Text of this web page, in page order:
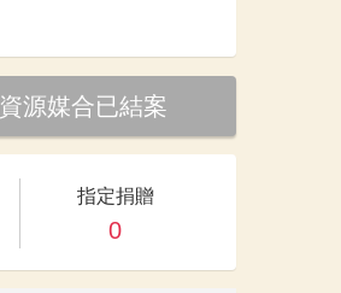
資源媒合已結案
指定捐贈
0